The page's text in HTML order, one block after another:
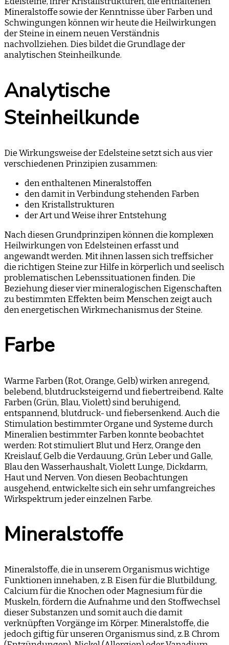
Mineralstoffe sowie der Kenntnisse über Farben und
Schwingungen können wir heute die Heilwirkungen
der Steine in einem neuen Verständnis
nachvollziehen. Dies bildet die Grundlage der
analytischen Steinheilkunde.
Analytische
Steinheilkunde
Die Wirkungsweise der Edelsteine setzt sich aus vier
verschiedenen Prinzipien zusammen:
den enthaltenen Mineralstoffen
den damit in Verbindung stehenden Farben
den Kristallstrukturen
der Art und Weise ihrer Entstehung
Nach diesen Grundprinzipen können die komplexen
Heilwirkungen von Edelsteinen erfasst und
angewandt werden. Mit ihnen lassen sich treffsicher
die richtigen Steine zur Hilfe in körperlich und seelisch
problematischen Lebenssituationen finden. Die
Beziehung dieser vier mineralogischen Eigenschaften
zu bestimmten Effekten beim Menschen zeigt auch
den energetischen Wirkmechanismus der Steine.
Farbe
Warme Farben (Rot, Orange, Gelb) wirken anregend,
belebend, blutdrucksteigernd und fiebertreibend. Kalte
Farben (Grün, Blau, Violett) sind beruhigend,
entspannend, blutdruck- und fiebersenkend. Auch die
Stimulation bestimmter Organe und Systeme durch
Mineralien bestimmter Farben konnte beobachtet
werden: Rot stimuliert Blut und Herz, Orange den
Kreislauf, Gelb die Verdauung, Grün Leber und Galle,
Blau den Wasserhaushalt, Violett Lunge, Dickdarm,
Haut und Nerven. Von diesen Beobachtungen
ausgehend, entwickelte sich ein sehr umfangreiches
Wirkspektrum jeder einzelnen Farbe.
Mineralstoffe
Mineralstoffe, die in unserem Organismus wichtige
Funktionen innehaben, z.B. Eisen für die Blutbildung,
Calcium für die Knochen oder Magnesium für die
Muskeln, fördern die Aufnahme und den Stoffwechsel
dieser Substanzen und somit auch die damit
verknüpften Vorgänge im Körper. Mineralstoffe, die
jedoch giftig für unseren Organismus sind, z.B. Chrom